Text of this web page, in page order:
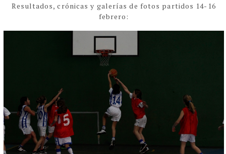
Resultados, crónicas y galerías de fotos partidos 14-16
febrero: